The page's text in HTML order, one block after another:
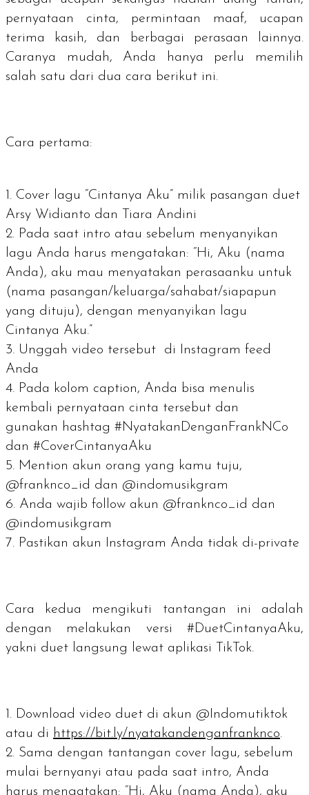
pernyataan cinta, permintaan maaf, ucapan
terima kasih, dan berbagai perasaan lainnya.
Caranya mudah, Anda hanya perlu memilih
salah satu dari dua cara berikut ini.
Cara pertama:
Cover lagu “Cintanya Aku” milik pasangan duet
Arsy Widianto dan Tiara Andini
Pada saat intro atau sebelum menyanyikan
lagu Anda harus mengatakan: “Hi, Aku (nama
Anda), aku mau menyatakan perasaanku untuk
(nama pasangan/keluarga/sahabat/siapapun
yang dituju), dengan menyanyikan lagu
Cintanya Aku.”
Unggah video tersebut di Instagram feed
Anda
Pada kolom caption, Anda bisa menulis
kembali pernyataan cinta tersebut dan
gunakan hashtag #NyatakanDenganFrankNCo
dan #CoverCintanyaAku
Mention akun orang yang kamu tuju,
@franknco_id dan @indomusikgram
Anda wajib follow akun @franknco_id dan
@indomusikgram
Pastikan akun Instagram Anda tidak di-private
Cara kedua
mengikuti tantangan ini adalah
dengan melakukan versi #DuetCintanyaAku,
yakni duet langsung lewat aplikasi TikTok.
Download video duet di akun @Indomutiktok
atau di https://bit.ly/nyatakandenganfranknco.
Sama dengan tantangan cover lagu, sebelum
mulai bernyanyi atau pada saat intro, Anda
harus mengatakan: “Hi, Aku (nama Anda), aku